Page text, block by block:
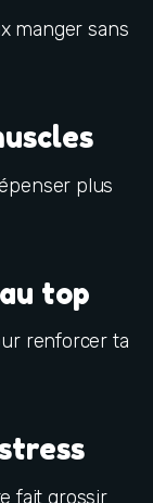
manger sans
plus
top
renforcer ta
fait grossir